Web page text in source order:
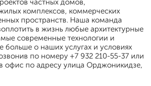
частных домов,
комплексов, коммерческих
пространств. Наша команда
в жизнь любые архитектурные
современные технологии и
больше о наших услугах и условиях
по номеру +7 932 210-55-37 или
офис по адресу улица Орджоникидзе,